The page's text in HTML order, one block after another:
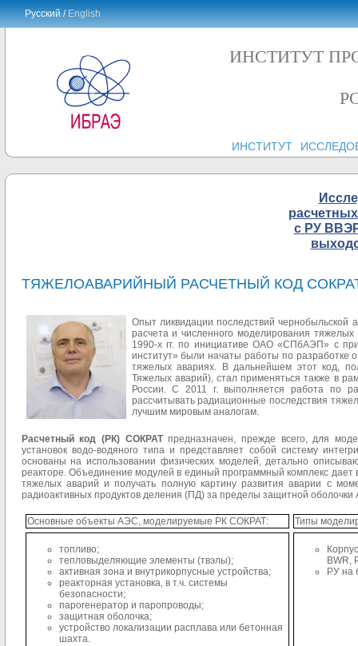
Русский /English
ИНСТИТУТ
ИНСТИТУТ
с РУ
ТЯЖЕЛОАВАРИЙНЫЙ РАСЧЕТНЫЙ КОД
Опыт ликвидации последствий чернобыльской
расчета и численного моделирования
1990-х гг. по инициативе ОАО «СПбАЭП» с
институт» были начаты работы по разработке
тяже­лых авариях. В дальнейшем этот код,
Тяжелых аварий), стал применяться также в
России. С 2011 г. выпол­няется работа по
рассчитывать радиационные последствия
лучшим мировым аналогам.
Расчетный код (РК) СОКРАТпредназначен, прежде всего, для
установок водо-водяного типа и представляет собой систему
основаны на использовании физических моделей, детально
реакторе. Объединение модулей в единый программный комплекс дает
тяжелых аварий и получать полную картину развития аварии с
радиоактивных продуктов деления (ПД) за пределы защитной
Основные объекты АЭС, моделируемые РК СОКРАТ: Типы
топливо;
тепловыделяющие элементы (твэлы);
активная зона и внутрикорпусные устройства;
реакторная установка, в т.ч. системы
безопасности;
парогенератор и паропроводы;
защитная оболочка;
устройство локализации расплава или бетонная
шахта.
BWR,
РУ на